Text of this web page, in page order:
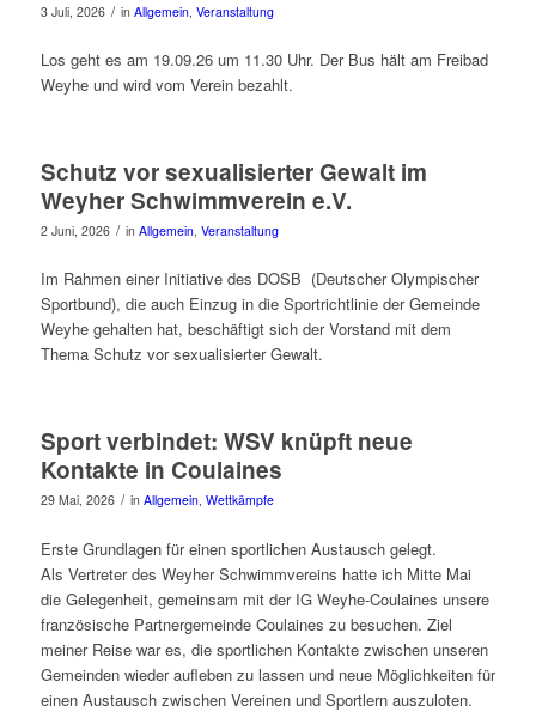
3 Juli, 2026 / in Allgemein, Veranstaltung
Los geht es am 19.09.26 um 11.30 Uhr. Der Bus hält am Freibad
Weyhe und wird vom Verein bezahlt.
Schutz vor sexualisierter Gewalt im
Weyher Schwimmverein e.V.
2 Juni, 2026 / in Allgemein, Veranstaltung
Im Rahmen einer Initiative des DOSB (Deutscher Olympischer
Sportbund), die auch Einzug in die Sportrichtlinie der Gemeinde
Weyhe gehalten hat, beschäftigt sich der Vorstand mit dem
Thema Schutz vor sexualisierter Gewalt.
Sport verbindet: WSV knüpft neue
Kontakte in Coulaines
29 Mai, 2026 / in Allgemein, Wettkämpfe
Erste Grundlagen für einen sportlichen Austausch gelegt.
Als Vertreter des Weyher Schwimmvereins hatte ich Mitte Mai
die Gelegenheit, gemeinsam mit der IG Weyhe-Coulaines unsere
französische Partnergemeinde Coulaines zu besuchen. Ziel
meiner Reise war es, die sportlichen Kontakte zwischen unseren
Gemeinden wieder aufleben zu lassen und neue Möglichkeiten für
einen Austausch zwischen Vereinen und Sportlern auszuloten.